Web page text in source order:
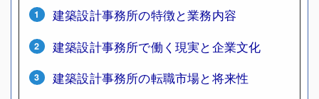
建築設計事務所の特徴と業務内容
建築設計事務所で働く現実と企業文化
建築設計事務所の転職市場と将来性